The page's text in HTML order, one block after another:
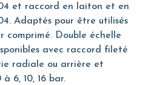
et raccord en laiton et en
Adaptés pour être utilisés
comprimé. Double échelle
avec raccord fileté
radiale ou arrière et
6, 10, 16 bar.